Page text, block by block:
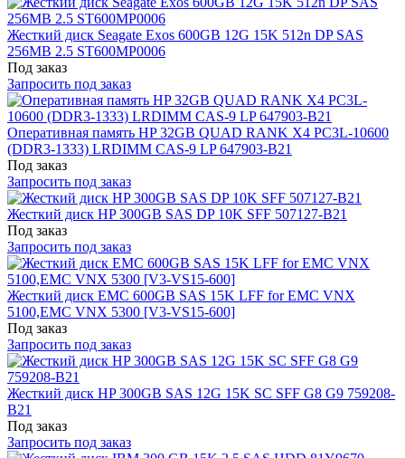
Жесткий диск Seagate Exos 600GB 12G 15K 512n DP SAS
256MB 2.5 ST600MP0006
Под заказ
Запросить под заказ
Оперативная память HP 32GB QUAD RANK X4 PC3L-10600
(DDR3-1333) LRDIMM CAS-9 LP 647903-B21
Под заказ
Запросить под заказ
Жесткий диск HP 300GB SAS DP 10K SFF 507127-B21
Под заказ
Запросить под заказ
Жесткий диск EMC 600GB SAS 15K LFF for EMC VNX
5100,EMC VNX 5300 [V3-VS15-600]
Под заказ
Запросить под заказ
Жесткий диск HP 300GB SAS 12G 15K SC SFF G8 G9 759208-
B21
Под заказ
Запросить под заказ